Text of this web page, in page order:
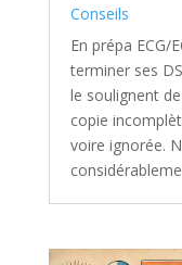
Conseils
En prépa ECG/
terminer ses
le soulignent
copie
voire ignorée.